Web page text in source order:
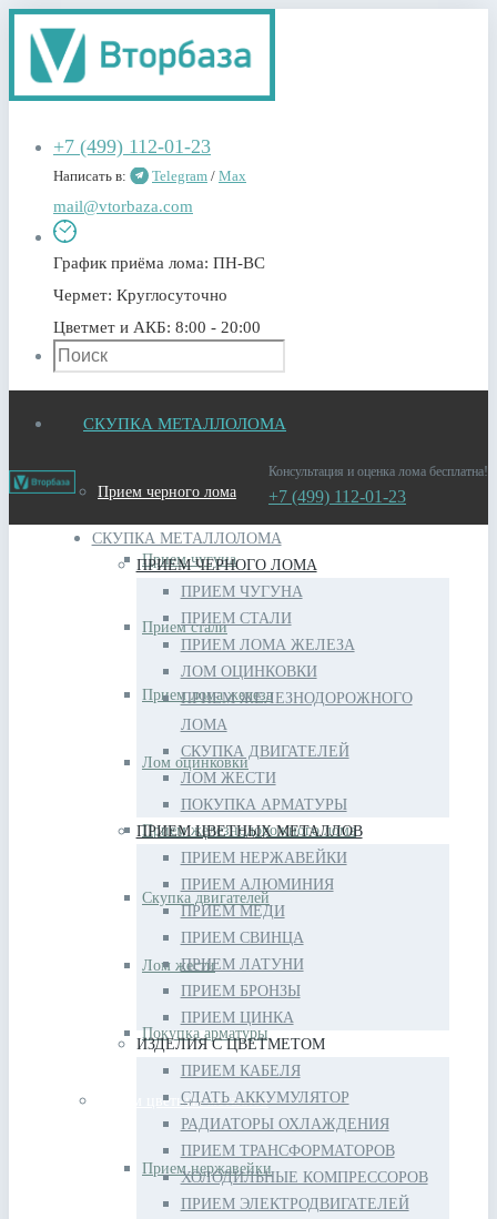
+7 (499) 112-01-23
Написать в: Telegram / Max
mail@vtorbaza.com
График приёма лома: ПН-ВС
Чермет: Круглосуточно
Цветмет и АКБ: 8:00 - 20:00
СКУПКА МЕТАЛЛОЛОМА
Прием черного лома
Прием чугуна
Прием стали
Прием лома железа
Лом оцинковки
Прием железнодорожного лома
Скупка двигателей
Лом жести
Покупка арматуры
Прием цветных металлов
Прием нержавейки
Консультация и оценка лома бесплатна!
+7 (499) 112-01-23
СКУПКА МЕТАЛЛОЛОМА
ПРИЕМ ЧЕРНОГО ЛОМА
ПРИЕМ ЧУГУНА
ПРИЕМ СТАЛИ
ПРИЕМ ЛОМА ЖЕЛЕЗА
ЛОМ ОЦИНКОВКИ
ПРИЕМ ЖЕЛЕЗНОДОРОЖНОГО
ЛОМА
СКУПКА ДВИГАТЕЛЕЙ
ЛОМ ЖЕСТИ
ПОКУПКА АРМАТУРЫ
ПРИЕМ ЦВЕТНЫХ МЕТАЛЛОВ
ПРИЕМ НЕРЖАВЕЙКИ
ПРИЕМ АЛЮМИНИЯ
ПРИЕМ МЕДИ
ПРИЕМ СВИНЦА
ПРИЕМ ЛАТУНИ
ПРИЕМ БРОНЗЫ
ПРИЕМ ЦИНКА
ИЗДЕЛИЯ С ЦВЕТМЕТОМ
ПРИЕМ КАБЕЛЯ
СДАТЬ АККУМУЛЯТОР
РАДИАТОРЫ ОХЛАЖДЕНИЯ
ПРИЕМ ТРАНСФОРМАТОРОВ
ХОЛОДИЛЬНЫЕ КОМПРЕССОРОВ
ПРИЕМ ЭЛЕКТРОДВИГАТЕЛЕЙ